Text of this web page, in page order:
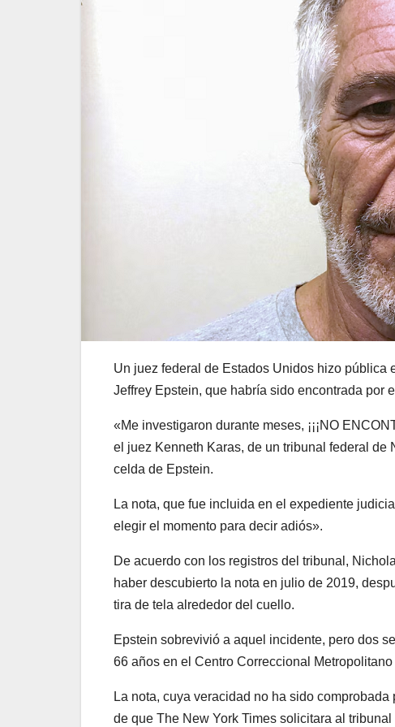
Un juez federal de Estados Unidos hizo
Jeffrey Epstein, que habría sido encontrada por
«Me investigaron durante meses, ¡¡¡NO
el juez Kenneth Karas, de un tribunal federal
celda de Epstein.
La nota, que fue incluida en el expediente
elegir el momento para decir adiós».
De acuerdo con los registros del tribunal,
haber descubierto la nota en julio de 2019,
tira de tela alrededor del cuello.
Epstein sobrevivió a aquel incidente, pero dos
66 años en el Centro Correccional
La nota, cuya veracidad no ha sido
de que The New York Times solicitara al